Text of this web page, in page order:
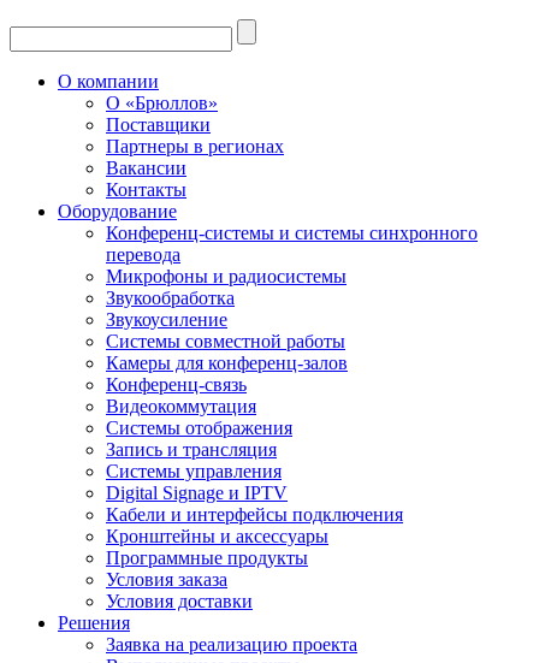
О компании
О «Брюллов»
Поставщики
Партнеры в регионах
Вакансии
Контакты
Оборудование
Конференц-системы и системы синхронного
перевода
Микрофоны и радиосистемы
Звукообработка
Звукоусиление
Системы совместной работы
Камеры для конференц-залов
Конференц-связь
Видеокоммутация
Системы отображения
Запись и трансляция
Системы управления
Digital Signage и IPTV
Кабели и интерфейсы подключения
Кронштейны и аксессуары
Программные продукты
Условия заказа
Условия доставки
Решения
Заявка на реализацию проекта